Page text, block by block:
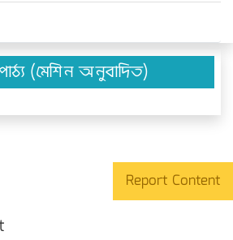
(মেশিন অনুবাদিত)
Report Content